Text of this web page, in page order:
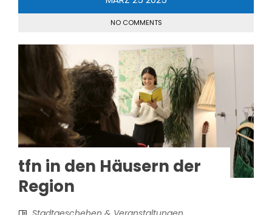
NO COMMENTS
tfn in den Häusern der
Region